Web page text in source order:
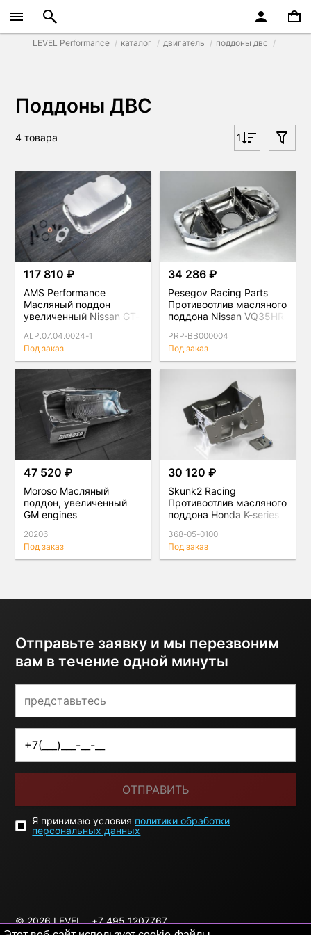
LEVEL Performance каталог двигатель поддоны двс
Поддоны ДВС
4 товара 1
117 810 ₽
AMS Performance
Масляный поддон
увеличенный Nissan GT-
ALP.07.04.0024-1
Под заказ
34 286 ₽
Pesegov Racing Parts
Противоотлив масляного
поддона Nissan VQ35HR
PRP-BB000004
Под заказ
47 520 ₽
Moroso Масляный
поддон, увеличенный
GM engines
20206
Под заказ
30 120 ₽
Skunk2 Racing
Противоотлив масляного
поддона Honda K-series
368-05-0100
Под заказ
Отправьте заявку и мы перезвоним
вам в течение одной минуты
ОТПРАВИТЬ
Я принимаю условия политики обработки
персональных данных
© 2026 LEVEL+7 495 1207767